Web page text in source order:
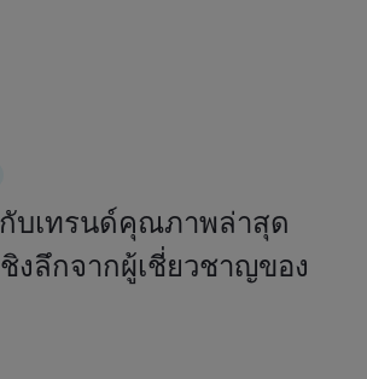
บเทรนด์คุณภาพล่าสุด
งลึกจากผู้เชี่ยวชาญของ